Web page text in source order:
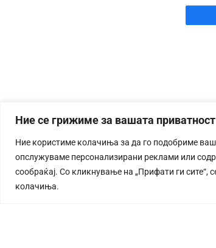
Ние се грижиме за вашата приватност
Ние користиме колачиња за да го подобриме
опслужуваме персонализирани реклами или
сообраќај. Со кликнување на „Прифати ги сите“,
колачиња.